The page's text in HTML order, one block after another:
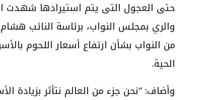
حتى العجول التى يتم استيرادها شهدت
والري بمجلس النواب، برئاسة النائب
من النواب بشأن ارتفاع أسعار اللحوم
الحية.
وأضاف: “نحن جزء من العالم نتأثر بزيادة